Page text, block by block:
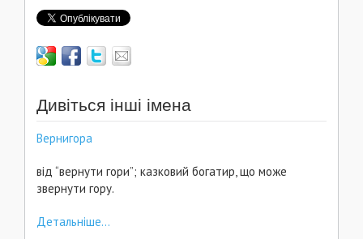
Дивіться інші імена
Вернигора
від “вернути гори”; казковий богатир, що може
звернути гору.
Детальніше...